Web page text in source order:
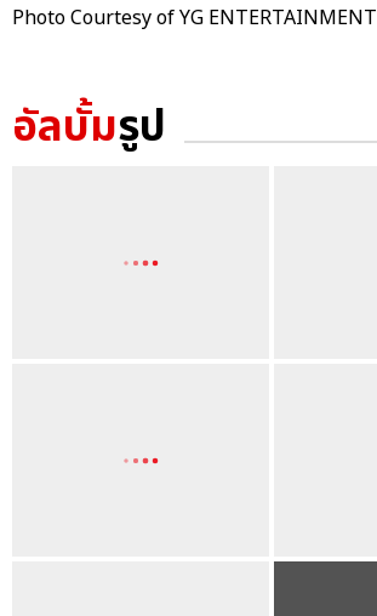
Photo Courtesy of YG ENTERTAINMENT
อัลบั้มรูป